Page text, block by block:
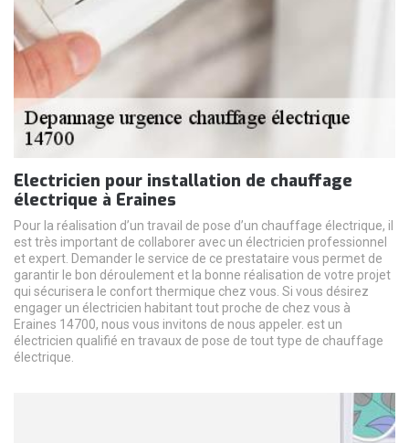
Electricien pour installation de chauffage
électrique à Eraines
Pour la réalisation d’un travail de pose d’un chauffage électrique, il
est très important de collaborer avec un électricien professionnel
et expert. Demander le service de ce prestataire vous permet de
garantir le bon déroulement et la bonne réalisation de votre projet
qui sécurisera le confort thermique chez vous. Si vous désirez
engager un électricien habitant tout proche de chez vous à
Eraines 14700, nous vous invitons de nous appeler. est un
électricien qualifié en travaux de pose de tout type de chauffage
électrique.